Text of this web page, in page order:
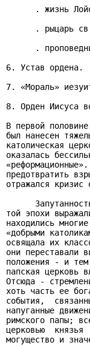
. жизнь
. рыцарь
.
6. Устав ордена.
7. «Мораль»
8. Орден Иисуса
В первой
был нанесен
католическая
оказалась
предотвратить
отражался кризис
той эпохи
находились
«добрыми
освящала их
они переставали
положения - и
папская церковь
Отсюда -
хоть часть ее
события,
напуганные
римского папы;
церковью
могущество и